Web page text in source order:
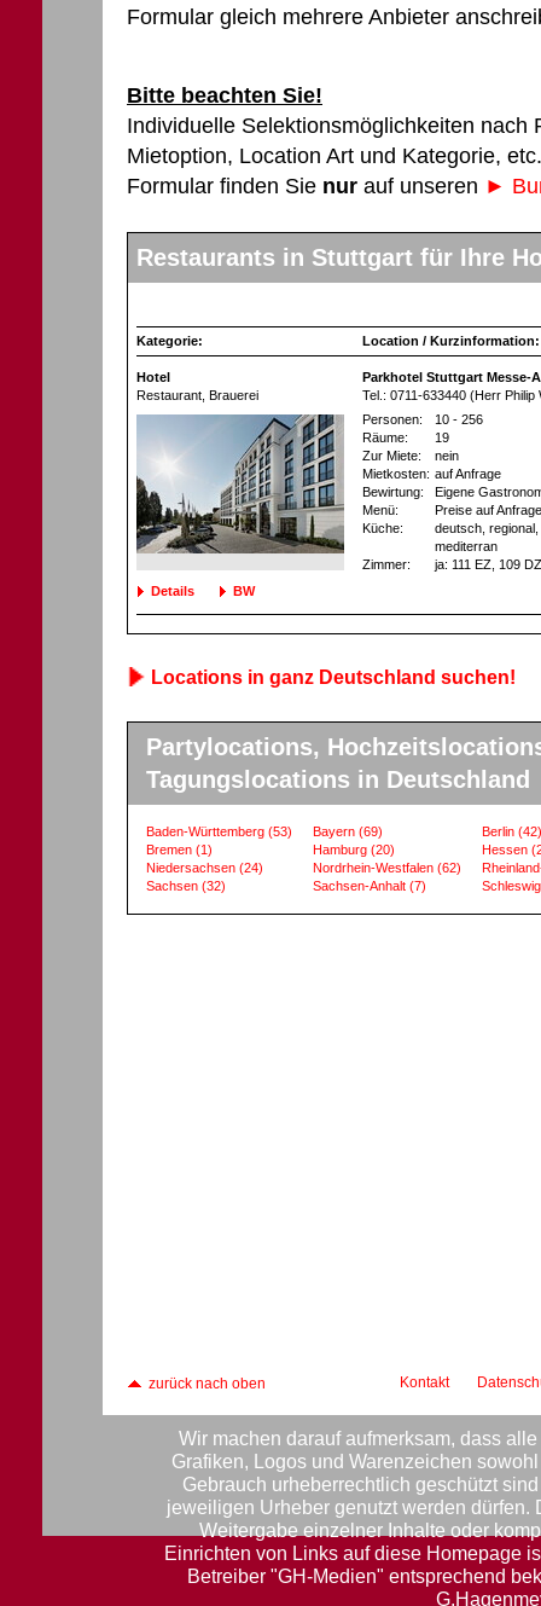
Formular gleich mehrere Anbieter
Bitte beachten Sie!
Individuelle Selektionsmöglichkeiten nach
Mietoption, Location Art und Kategorie,
Formular finden Sie nur auf unseren ►
Restaurants in Stuttgart für Ihre
Kategorie: Location / Kurzinformation:
Hotel
Restaurant , Brauerei
Parkhotel Stuttgart Messe-
Tel.: 0711-633440 (Herr Philip
Details BW
Personen:
10 - 256
Räume:
19
Zur Miete:
nein
Mietkosten: auf Anfrage
Bewirtung:
Eigene
Menü:
Preise auf Anfrage
Küche:
deutsch,
mediterran
Zimmer:
ja: 111 EZ , 109 DZ
Locations in ganz Deutschland suchen!
Partylocations,
Tagungslocations in Deutschland
Baden-Württemberg (53) Bayern (69) Berlin (42)
Bremen (1) Hamburg (20) Hessen
Niedersachsen (24) Nordrhein-Westfalen (62)
Sachsen (32) Sachsen-Anhalt (7)
zurück nach oben Kontakt
Wir machen darauf aufmerksam, dass
Grafiken, Logos und Warenzeichen
Gebrauch urheberrechtlich geschützt
jeweiligen Urheber genutzt werden
Weitergabe einzelner Inhalte oder
Einrichten von Links auf diese Homepage
Betreiber "GH-Medien" entsprechend